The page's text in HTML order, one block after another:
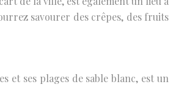
savourer des crêpes, des fruits
et ses plages de sable blanc, est un